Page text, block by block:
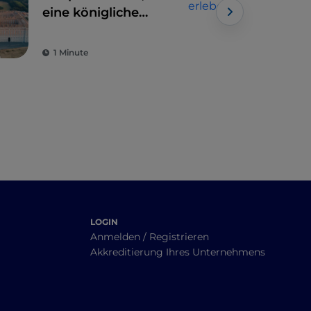
eine königliche
1 Minute
LOGIN
Anmelden / Registrieren
Akkreditierung Ihres Unternehmens